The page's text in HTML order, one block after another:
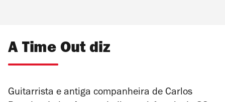
A Time Out diz
Guitarrista e antiga companheira de Carlos